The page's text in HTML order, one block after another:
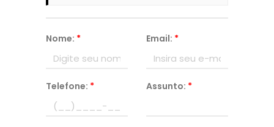
Nome: * Email: *
Telefone: * Assunto: *